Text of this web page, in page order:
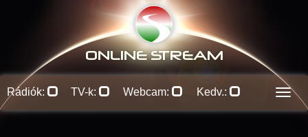
ONLINE STREAM
Rádiók: TV-k: Webcam: Kedv.: